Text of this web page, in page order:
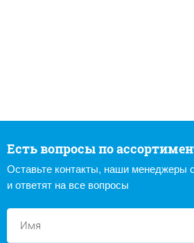
Есть вопросы по
Оставьте контакты, наши менеджеры
и ответят на все вопросы